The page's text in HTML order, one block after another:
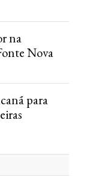
na
Nova
para